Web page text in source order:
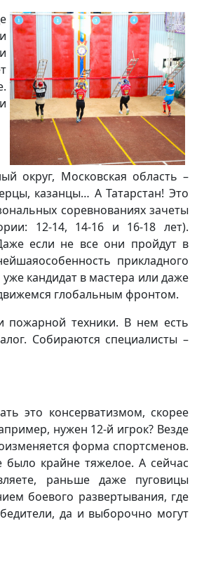
округ, Московская область –
казанцы… А Татарстан! Это
соревнованиях зачеты
12-14, 14-16 и 16-18 лет).
если не все они пройдут в
прикладного
кандидат в мастера или даже
глобальным фронтом.
пожарной техники. В нем есть
Собираются специалисты –
это консерватизмом, скорее
нужен 12-й игрок? Везде
форма спортсменов.
было крайне тяжелое. А сейчас
раньше даже пуговицы
боевого развертывания, где
да и выборочно могут